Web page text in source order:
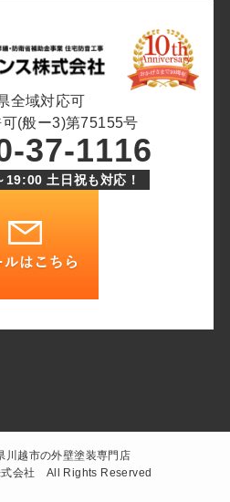
全域対応可
(般ー3)第75155号
37-1116
土日祝も対応！
越市の外壁塗装専門店
式会社 All Rights Reserved